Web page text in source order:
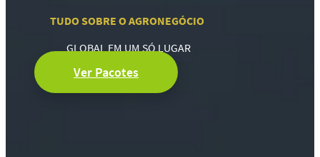
TUDO SOBRE O AGRONEGÓCIO
GLOBAL EM UM SÓ LUGAR
Ver Pacotes